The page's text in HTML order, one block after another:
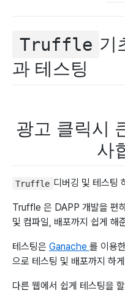
Truffle 기
과 테스팅
광고 클릭시
사
Truffle 디버깅 및 테스팅
Truffle 은 DAPP 개발을 편
및 컴파일, 배포까지 쉽게 해
테스팅은 Ganache 를 이용
으로 테스팅 및 배포까지 하
다른 웹에서 쉽게 테스팅을 할